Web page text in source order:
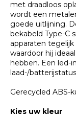
met draadloos
wordt een
goede uitlijning.
bekabeld Type-C
apparaten tegelijk
waardoor hij
hebben. Een led-
laad-/
Gerecycled ABS-
Kies uw kleur